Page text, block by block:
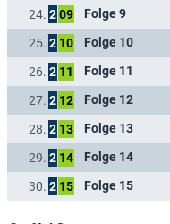
24. 209 Folge 9
25. 2 10 Folge 10
26. 2 11 Folge 11
27. 2 12 Folge 12
28. 2 13 Folge 13
29. 2 14 Folge 14
30. 2 15 Folge 15